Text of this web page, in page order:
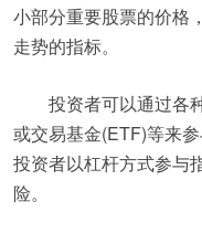
小部分重要股票的价格
走势的指标。
投资者可以通过各
或交易基金(ETF)等来
投资者以杠杆方式参与
险。